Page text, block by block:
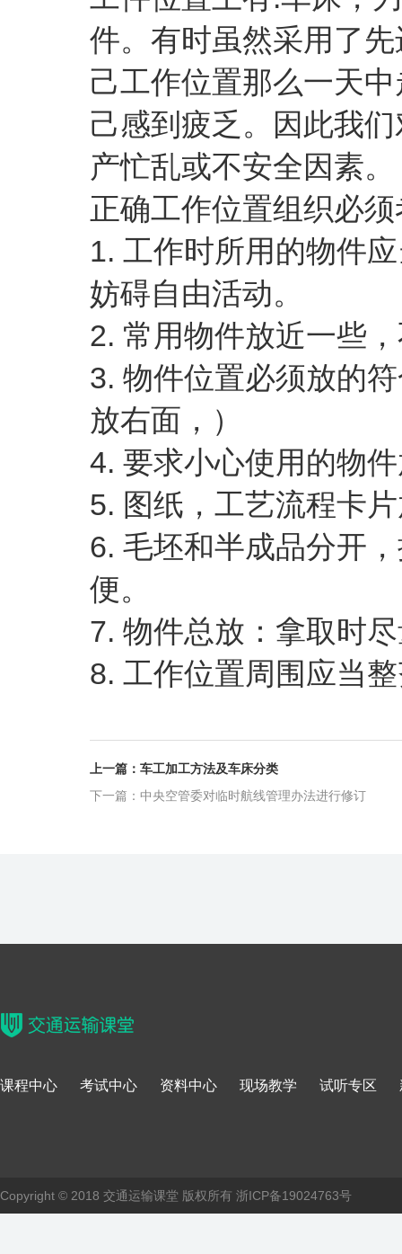
件。有时虽然采用了
己工作位置那么一天
己感到疲乏。因此我
产忙乱或不安全因素。
正确工作位置组织必
1. 工作时所用的物件
妨碍自由活动。
2. 常用物件放近一些
3. 物件位置必须放的
放右面，）
4. 要求小心使用的物
5. 图纸，工艺流程卡
6. 毛坯和半成品分开
便。
7. 物件总放：拿取时
8. 工作位置周围应当
上一篇：车工加工方法及车床分类
下一篇：中央空管委对临时航线管理办法进行修订
课程中心 考试中心 资料中心 现场教学 试听专区
Copyright © 2018 交通运输课堂 版权所有 浙ICP备19024763号